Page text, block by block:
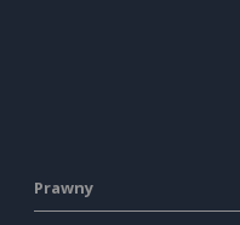
Prawny